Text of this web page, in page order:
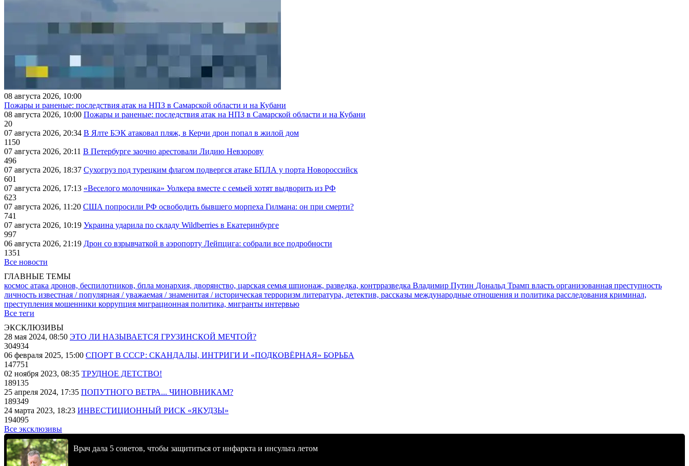
08 августа 2026, 10:00
Пожары и раненые: последствия атак на НПЗ в Самарской области и на Кубани
08 августа 2026, 10:00 Пожары и раненые: последствия атак на НПЗ в Самарской области и на Кубани
20
07 августа 2026, 20:34 В Ялте БЭК атаковал пляж, в Керчи дрон попал в жилой дом
1150
07 августа 2026, 20:11 В Петербурге заочно арестовали Лидию Невзорову
496
07 августа 2026, 18:37 Сухогруз под турецким флагом подвергся атаке БПЛА у порта Новороссийск
601
07 августа 2026, 17:13 «Веселого молочника» Уолкера вместе с семьей хотят выдворить из РФ
623
07 августа 2026, 11:20 США попросили РФ освободить бывшего морпеха Гилмана: он при смерти?
741
07 августа 2026, 10:19 Украина ударила по складу Wildberries в Екатеринбурге
997
06 августа 2026, 21:19 Дрон со взрывчаткой в аэропорту Лейпцига: собрали все подробности
1351
Все новости
ГЛАВНЫЕ ТЕМЫ
космос атака дронов, беспилотников, бпла монархия, дворянство, царская семья шпионаж, разведка, контрразведка Владимир Путин Дональд Трамп власть организованная преступность
личность известная / популярная / уважаемая / знаменитая / историческая терроризм литература, детектив, рассказы международные отношения и политика расследования криминал,
преступления мошенники коррупция миграционная политика, мигранты интервью
Все теги
ЭКСКЛЮЗИВЫ
28 мая 2024, 08:50 ЭТО ЛИ НАЗЫВАЕТСЯ ГРУЗИНСКОЙ МЕЧТОЙ?
304934
06 февраля 2025, 15:00 СПОРТ В СССР: СКАНДАЛЫ, ИНТРИГИ И «ПОДКОВЁРНАЯ» БОРЬБА
147751
02 ноября 2023, 08:35 ТРУДНОЕ ДЕТСТВО!
189135
25 апреля 2024, 17:35 ПОПУТНОГО ВЕТРА... ЧИНОВНИКАМ?
189349
24 марта 2023, 18:23 ИНВЕСТИЦИОННЫЙ РИСК «ЯКУДЗЫ»
194095
Все эксклюзивы
Врач дала 5 советов, чтобы защититься от инфаркта и инсульта летом